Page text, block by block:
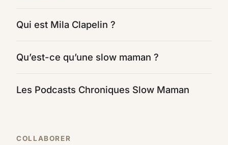
Qui est Mila Clapelin ?
Qu’est-ce qu’une slow maman ?
Les Podcasts Chroniques Slow Maman
COLLABORER